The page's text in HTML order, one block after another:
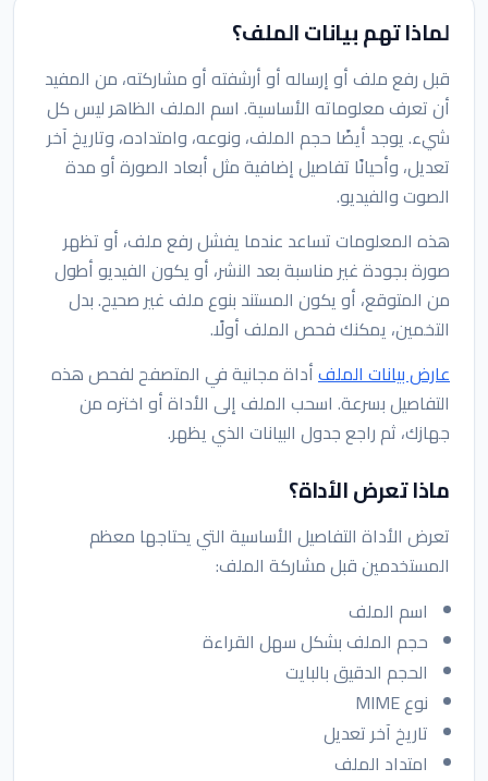
لماذا تهم بيانات الملف؟
قبل رفع ملف أو إرساله أو أرشفته أو مشاركته، من المفيد
أن تعرف معلوماته الأساسية. اسم الملف الظاهر ليس كل
شيء. يوجد أيضًا حجم الملف، ونوعه، وامتداده، وتاريخ آخر
تعديل، وأحيانًا تفاصيل إضافية مثل أبعاد الصورة أو مدة
الصوت والفيديو.
هذه المعلومات تساعد عندما يفشل رفع ملف، أو تظهر
صورة بجودة غير مناسبة بعد النشر، أو يكون الفيديو أطول
من المتوقع، أو يكون المستند بنوع ملف غير صحيح. بدل
التخمين، يمكنك فحص الملف أولًا.
عارض بيانات الملفأداة مجانية في المتصفح لفحص هذه
التفاصيل بسرعة. اسحب الملف إلى الأداة أو اختره من
جهازك، ثم راجع جدول البيانات الذي يظهر.
ماذا تعرض الأداة؟
تعرض الأداة التفاصيل الأساسية التي يحتاجها معظم
المستخدمين قبل مشاركة الملف:
اسم الملف
حجم الملف بشكل سهل القراءة
الحجم الدقيق بالبايت
نوع MIME
تاريخ آخر تعديل
امتداد الملف